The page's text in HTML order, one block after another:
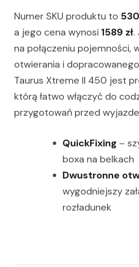
Numer SKU produktu to
a jego cena wynosi 1589 zł.
na połączeniu pojemności,
otwierania i
Taurus Xtreme II 450 jest
którą łatwo włączyć do
przygotowań przed
QuickFixing –
boxa na belkach
Dwustronne
wygodniejszy
rozładunek